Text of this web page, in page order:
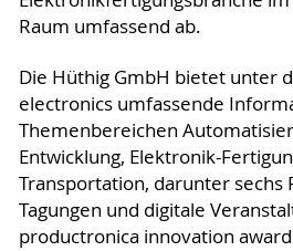
Raum umfassend ab.
Die Hüthig GmbH bietet unter
electronics umfassende
Themenbereichen
Entwicklung, Elektronik-
Transportation, darunter sechs
Tagungen und digitale
productronica innovation